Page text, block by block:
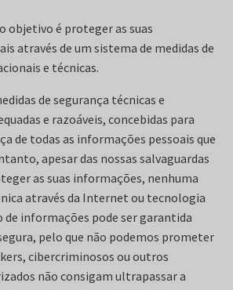
objetivo é proteger as suas
através de um sistema de medidas de
e técnicas.
de segurança técnicas e
e razoáveis, concebidas para
de todas as informações pessoais que
apesar das nossas salvaguardas
as suas informações, nenhuma
através da Internet ou tecnologia
informações pode ser garantida
pelo que não podemos prometer
cibercriminosos ou outros
não consigam ultrapassar a